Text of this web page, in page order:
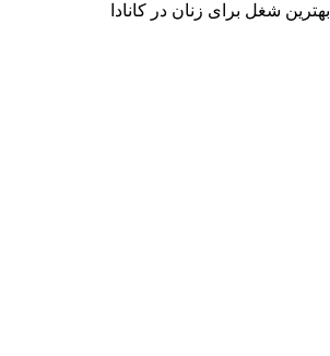
بهترین شغل برای زنان در کانادا